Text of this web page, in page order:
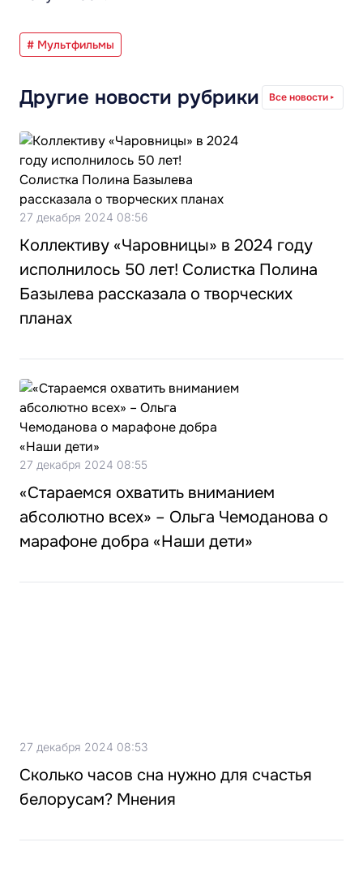
# Мультфильмы
Другие новости рубрики Все новости
27 декабря 2024 08:56
Коллективу «Чаровницы» в 2024 году
исполнилось 50 лет! Солистка Полина
Базылева рассказала о творческих
планах
27 декабря 2024 08:55
«Стараемся охватить вниманием
абсолютно всех» – Ольга Чемоданова о
марафоне добра «Наши дети»
27 декабря 2024 08:53
Сколько часов сна нужно для счастья
белорусам? Мнения